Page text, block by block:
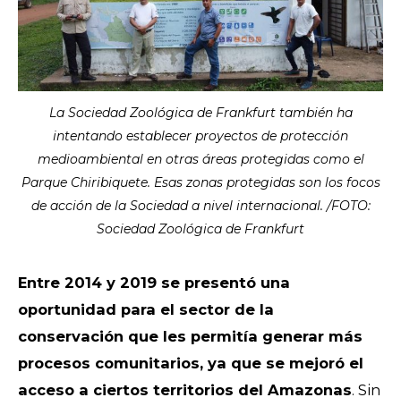
La Sociedad Zoológica de Frankfurt también ha
intentando establecer proyectos de protección
medioambiental en otras áreas protegidas como el
Parque Chiribiquete. Esas zonas protegidas son los focos
de acción de la Sociedad a nivel internacional. /FOTO:
Sociedad Zoológica de Frankfurt
Entre 2014 y 2019 se presentó una
oportunidad para el sector de la
conservación que les permitía generar más
procesos comunitarios, ya que se mejoró el
acceso a ciertos territorios del Amazonas. Sin